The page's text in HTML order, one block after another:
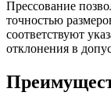
Прессование
точностью
соответствуют
отклонения в